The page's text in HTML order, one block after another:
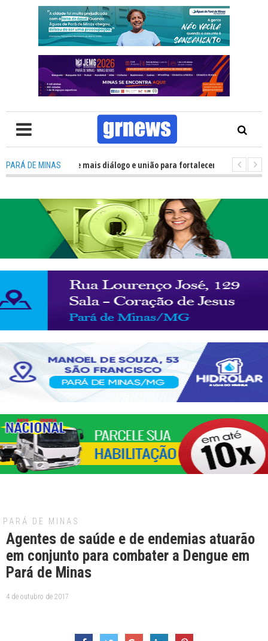
PARÁ DE MINAS
Política precisa de mais diálogo e união para fortalecer Minas e Pará de
PARÁ DE MINAS
Agentes de saúde e de endemias atuarão
em conjunto para combater a Dengue em
Pará de Minas
4 de outubro de 2017